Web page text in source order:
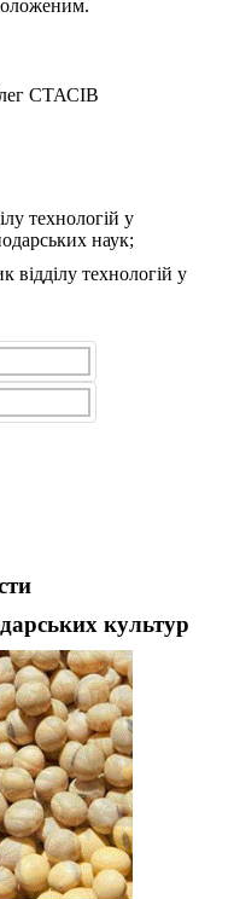
СТАСІВ
технологій у
наук;
технологій у
культур